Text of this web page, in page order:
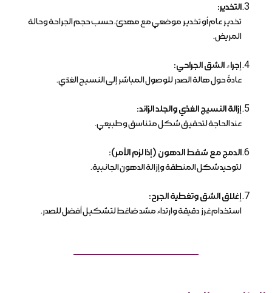
التخدير:
تخدير عام أو تخدير موضعي مع مهدئ، حسب حجم الجراحة وحالة
المريض.
إجراء الشق الجراحي:
عادةً حول هالة الصدر للوصول المباشر إلى النسيج الغدّي.
إزالة النسيج الغدّي والجلد الزائد:
عند الحاجة لتحقيق شكل متناسق وطبيعي.
الدمج مع شفط الدهون (إذا لزم الأمر):
لتوحيد شكل المنطقة وإزالة الدهون الجانبية.
إغلاق الشق وتغطية الجرح:
استخدام غرز دقيقة وارتداء مشد ضاغط لتشكيل أفضل للصدر.